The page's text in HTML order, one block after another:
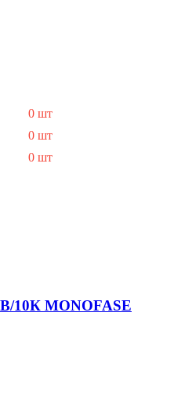
0 шт
0 шт
0 шт
10К MONOFASE